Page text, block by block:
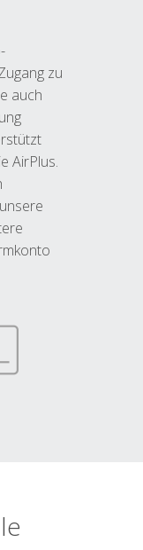
zu
auch
AirPlus.